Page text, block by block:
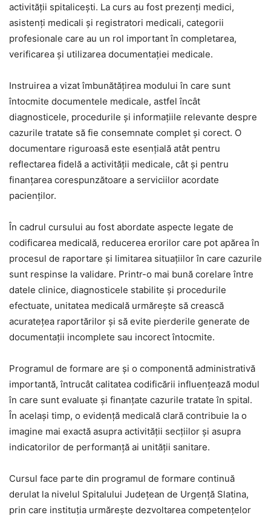
activității spitalicești. La curs au fost prezenți medici,
asistenți medicali și registratori medicali, categorii
profesionale care au un rol important în completarea,
verificarea și utilizarea documentației medicale.
Instruirea a vizat îmbunătățirea modului în care sunt
întocmite documentele medicale, astfel încât
diagnosticele, procedurile și informațiile relevante despre
cazurile tratate să fie consemnate complet și corect. O
documentare riguroasă este esențială atât pentru
reflectarea fidelă a activității medicale, cât și pentru
finanțarea corespunzătoare a serviciilor acordate
pacienților.
În cadrul cursului au fost abordate aspecte legate de
codificarea medicală, reducerea erorilor care pot apărea în
procesul de raportare și limitarea situațiilor în care cazurile
sunt respinse la validare. Printr-o mai bună corelare între
datele clinice, diagnosticele stabilite și procedurile
efectuate, unitatea medicală urmărește să crească
acuratețea raportărilor și să evite pierderile generate de
documentații incomplete sau incorect întocmite.
Programul de formare are și o componentă administrativă
importantă, întrucât calitatea codificării influențează modul
în care sunt evaluate și finanțate cazurile tratate în spital.
În același timp, o evidență medicală clară contribuie la o
imagine mai exactă asupra activității secțiilor și asupra
indicatorilor de performanță ai unității sanitare.
Cursul face parte din programul de formare continuă
derulat la nivelul Spitalului Județean de Urgență Slatina,
prin care instituția urmărește dezvoltarea competențelor